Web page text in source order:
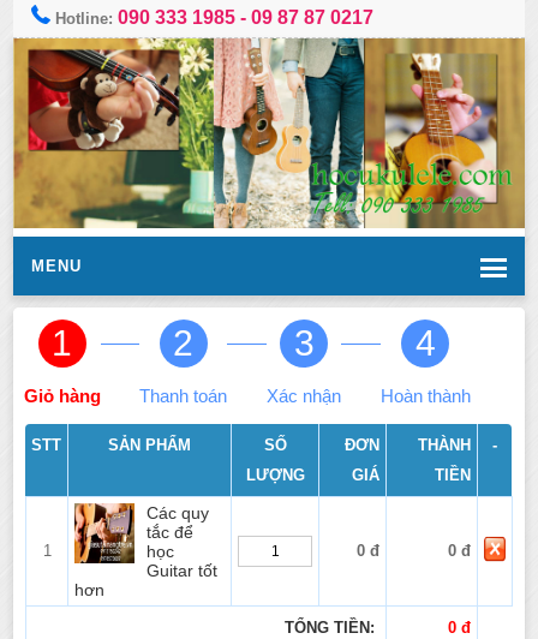
Hotline:090 333 1985 -09 87 87 0217
MENU
1
Giỏ hàng
2
Thanh toán
3
Xác nhận
4
Hoàn thành
STT SẢN PHẨM
SỐ
LƯỢNG
ĐƠN
GIÁ
THÀNH
TIỀN
-
1
Các quy
tắc để
học
Guitar tốt
hơn
0 đ 0 đ
TỔNG TIỀN: 0 đ